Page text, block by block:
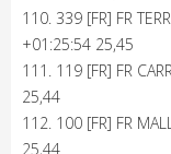
110. 339 [FR] FR
+01:25:54 25,45
111. 119 [FR] FR
25,44
112. 100 [FR] FR
25,44